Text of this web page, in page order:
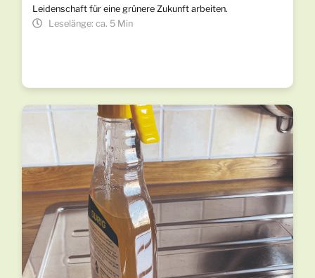
Leidenschaft für eine grünere Zukunft arbeiten.
Leselänge: ca. 5 Min